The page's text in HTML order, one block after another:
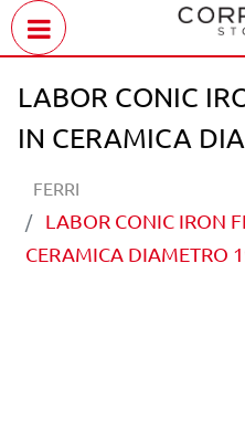
LABOR CONIC
IN CERAMICA
FERRI
LABOR CONIC IRON
CERAMICA DIAMETRO